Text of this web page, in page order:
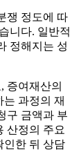
쟁 정도에 따
니다. 일반적
정해지는 성
증여재산의
과정의 재
구 금액과 부
산정의 주요
인한 뒤 상담